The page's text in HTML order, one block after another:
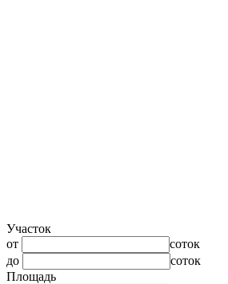
Участок
от
соток
до
соток
Площадь